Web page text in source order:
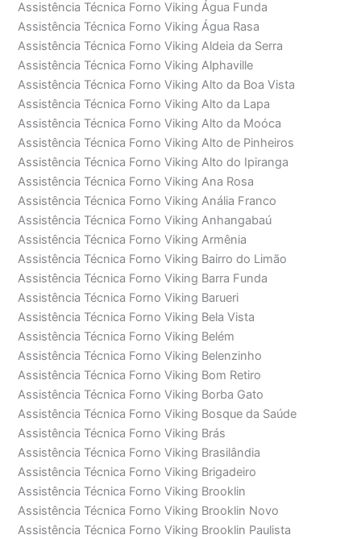
Assistência Técnica Forno Viking Água Funda
Assistência Técnica Forno Viking Água Rasa
Assistência Técnica Forno Viking Aldeia da Serra
Assistência Técnica Forno Viking Alphaville
Assistência Técnica Forno Viking Alto da Boa Vista
Assistência Técnica Forno Viking Alto da Lapa
Assistência Técnica Forno Viking Alto da Moóca
Assistência Técnica Forno Viking Alto de Pinheiros
Assistência Técnica Forno Viking Alto do Ipiranga
Assistência Técnica Forno Viking Ana Rosa
Assistência Técnica Forno Viking Anália Franco
Assistência Técnica Forno Viking Anhangabaú
Assistência Técnica Forno Viking Armênia
Assistência Técnica Forno Viking Bairro do Limão
Assistência Técnica Forno Viking Barra Funda
Assistência Técnica Forno Viking Barueri
Assistência Técnica Forno Viking Bela Vista
Assistência Técnica Forno Viking Belém
Assistência Técnica Forno Viking Belenzinho
Assistência Técnica Forno Viking Bom Retiro
Assistência Técnica Forno Viking Borba Gato
Assistência Técnica Forno Viking Bosque da Saúde
Assistência Técnica Forno Viking Brás
Assistência Técnica Forno Viking Brasilândia
Assistência Técnica Forno Viking Brigadeiro
Assistência Técnica Forno Viking Brooklin
Assistência Técnica Forno Viking Brooklin Novo
Assistência Técnica Forno Viking Brooklin Paulista